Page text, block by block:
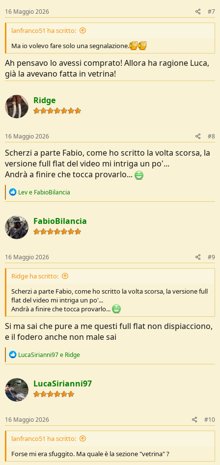
s
:
16 Maggio 2026 #7
lanfranco51 ha scritto:
Ma io volevo fare solo una segnalazione.
Ah pensavo lo avessi comprato! Allora ha ragione Luca,
già la avevano fatta in vetrina!
Ridge
16 Maggio 2026 #8
Scherzi a parte Fabio, come ho scritto la volta scorsa, la
versione full flat del video mi intriga un po'...
Andrà a finire che tocca provarlo...
R
c
t
i
o
s
:
Leve FabioBilancia
FabioBilancia
16 Maggio 2026 #9
Ridge ha scritto:
Scherzi a parte Fabio, come ho scritto la volta scorsa, la versione full
flat del video mi intriga un po'...
Andrà a finire che tocca provarlo...
Si ma sai che pure a me questi full flat non dispiacciono,
e il fodero anche non male sai
R
c
t
i
o
s
:
LucaSirianni97e Ridge
LucaSirianni97
16 Maggio 2026 #10
lanfranco51 ha scritto:
Forse mi era sfuggito. Ma quale è la sezione "vetrina" ?